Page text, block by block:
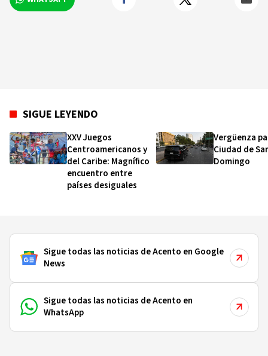
SIGUE LEYENDO
XXV Juegos
Centroamericanos y
del Caribe: Magnífico
encuentro entre
países desiguales
Vergüenza
Ciudad de
Domingo
Sigue todas las noticias de Acento en Google
News
Sigue todas las noticias de Acento en
WhatsApp